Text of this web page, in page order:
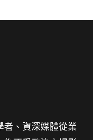
者、資深媒體從業